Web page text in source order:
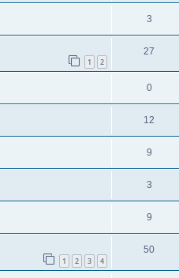
3
1 2
27
0
12
9
3
9
1 2 3 4
50